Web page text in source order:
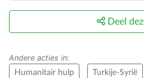
Deel
Andere acties in:
Humanitair hulp Turkije-Syrië